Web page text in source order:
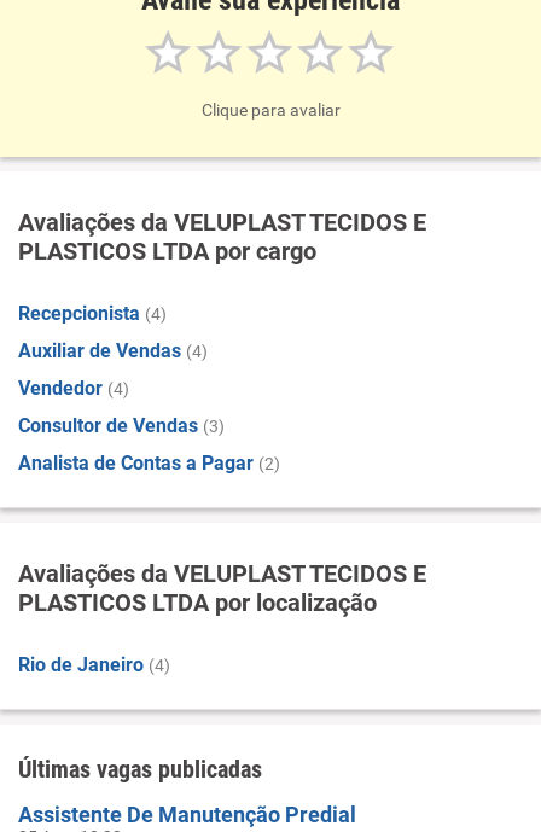
Clique para avaliar
Avaliações da VELUPLAST TECIDOS E
PLASTICOS LTDA por cargo
Recepcionista (4)
Auxiliar de Vendas (4)
Vendedor (4)
Consultor de Vendas (3)
Analista de Contas a Pagar (2)
Avaliações da VELUPLAST TECIDOS E
PLASTICOS LTDA por localização
Rio de Janeiro (4)
Últimas vagas publicadas
Assistente De Manutenção Predial